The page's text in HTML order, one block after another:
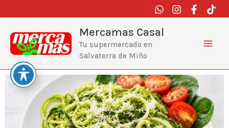
al
contenido
Mercamas Casal
Tu supermercado en
Salvaterra de Miño